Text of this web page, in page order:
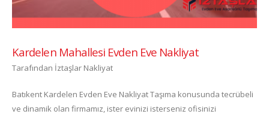
Kardelen Mahallesi Evden Eve Nakliyat
Tarafından İztaşlar Nakliyat
Batıkent Kardelen Evden Eve Nakliyat Taşıma konusunda tecrübeli
ve dinamik olan firmamız, ister evinizi isterseniz ofisinizi